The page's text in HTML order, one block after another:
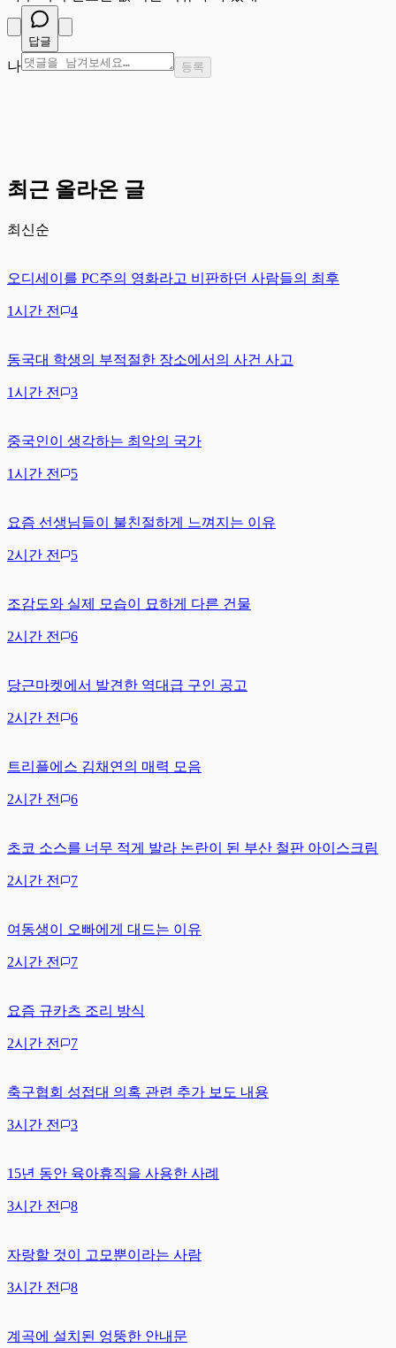
답글
나 등록
최근 올라온 글
최신순
오디세이를 PC주의 영화라고 비판하던 사람들의 최후
1시간 전 4
동국대 학생의 부적절한 장소에서의 사건 사고
1시간 전 3
중국인이 생각하는 최악의 국가
1시간 전 5
요즘 선생님들이 불친절하게 느껴지는 이유
2시간 전 5
조감도와 실제 모습이 묘하게 다른 건물
2시간 전 6
당근마켓에서 발견한 역대급 구인 공고
2시간 전 6
트리플에스 김채연의 매력 모음
2시간 전 6
초코 소스를 너무 적게 발라 논란이 된 부산 철판 아이스크림
2시간 전 7
여동생이 오빠에게 대드는 이유
2시간 전 7
요즘 규카츠 조리 방식
2시간 전 7
축구협회 성접대 의혹 관련 추가 보도 내용
3시간 전 3
15년 동안 육아휴직을 사용한 사례
3시간 전 8
자랑할 것이 고모뿐이라는 사람
3시간 전 8
계곡에 설치된 엉뚱한 안내문